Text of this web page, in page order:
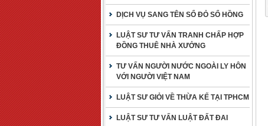
DỊCH VỤ SANG TÊN SỔ ĐỎ SỔ HỒNG
LUẬT SƯ TƯ VẤN TRANH CHẤP HỢP
ĐỒNG THUÊ NHÀ XƯỞNG
TƯ VẤN NGƯỜI NƯỚC NGOÀI LY HÔN
VỚI NGƯỜI VIỆT NAM
LUẬT SƯ GIỎI VỀ THỪA KẾ TẠI TPHCM
LUẬT SƯ TƯ VẤN LUẬT ĐẤT ĐAI